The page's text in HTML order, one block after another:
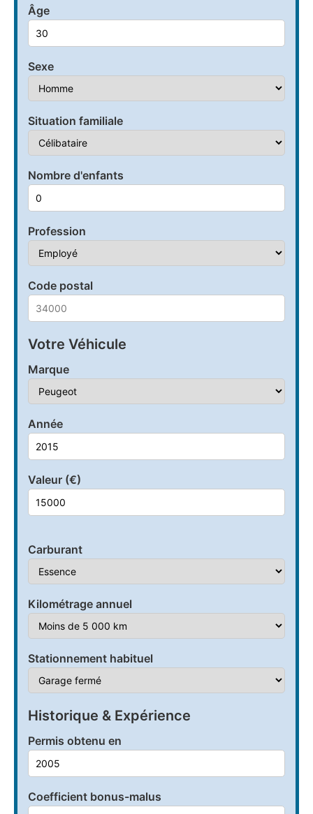
Âge
Sexe
Situation familiale
Nombre d'enfants
Profession
Code postal
Votre Véhicule
Marque
Année
Valeur (€)
Carburant
Kilométrage annuel
Stationnement habituel
Historique & Expérience
Permis obtenu en
Coefficient bonus-malus